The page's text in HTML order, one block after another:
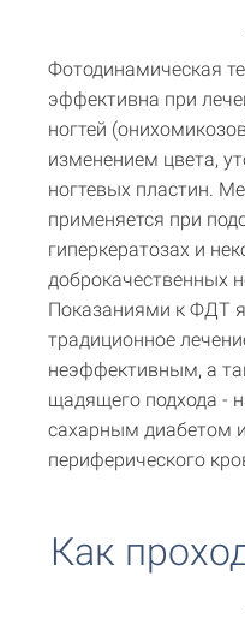
Фотодинамическая
эффективна при
ногтей
изменением цвета,
ногтевых пластин.
применяется при
гиперкератозах и
доброкачественных
Показаниями к ФДТ
традиционное
неэффективным, а
щадящего подхода -
сахарным диабетом
периферического
Как